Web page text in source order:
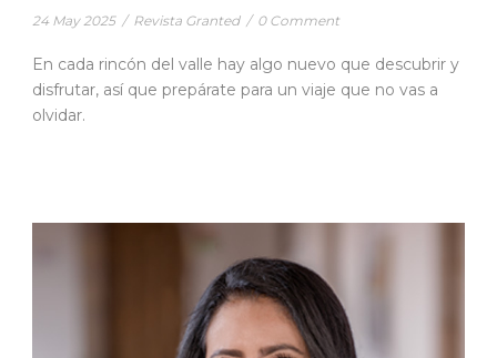
24 May 2025 / Revista Granted / 0 Comment
En cada rincón del valle hay algo nuevo que descubrir y
disfrutar, así que prepárate para un viaje que no vas a
olvidar.